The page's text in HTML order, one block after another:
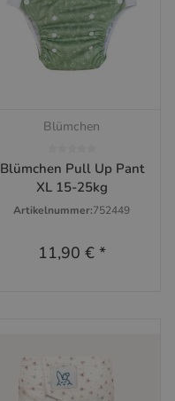
Blümchen
Blümchen Pull Up Pant
XL 15-25kg
Artikelnummer:752449
11,90 € *